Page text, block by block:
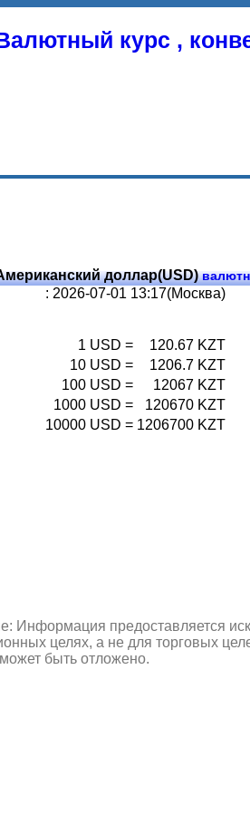
курс ,
доллар(USD)
: 2026-07-01 13:17(Москва)
1 USD = 120.67 KZT
10 USD = 1206.7 KZT
100 USD = 12067 KZT
1000 USD = 120670 KZT
10000 USD = 1206700 KZT
Информация предоставляется
целях, а не для торговых
быть отложено.